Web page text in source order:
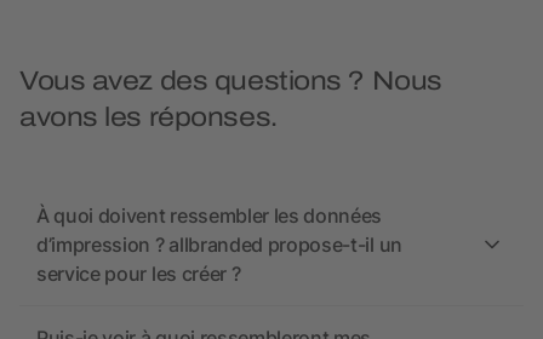
Vous avez des questions ? Nous
avons les réponses.
À quoi doivent ressembler les données
d’impression ? allbranded propose-t-il un
service pour les créer ?